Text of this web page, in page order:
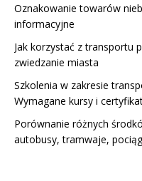
Oznakowanie towarów
informacyjne
Jak korzystać z transportu
zwiedzanie miasta
Szkolenia w zakresie
Wymagane kursy i
Porównanie różnych
autobusy, tramwaje,